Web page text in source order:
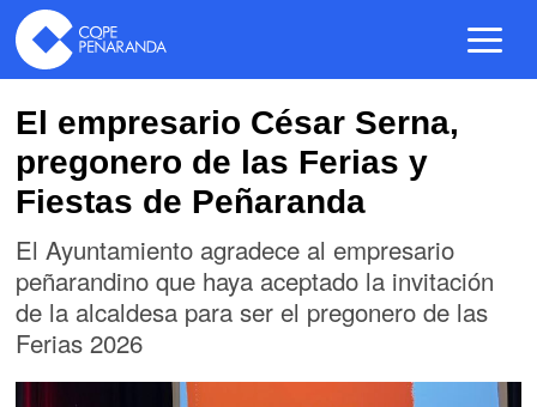
El empresario César Serna,
pregonero de las Ferias y
Fiestas de Peñaranda
El Ayuntamiento agradece al empresario
peñarandino que haya aceptado la invitación
de la alcaldesa para ser el pregonero de las
Ferias 2026